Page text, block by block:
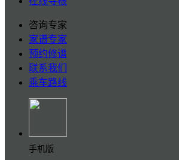
咨询专家
家谱专家
预约修谱
联系我们
乘车路线
手机版